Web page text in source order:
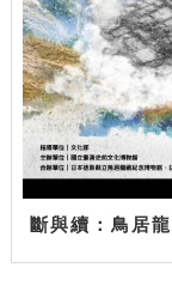
斷與續：鳥居